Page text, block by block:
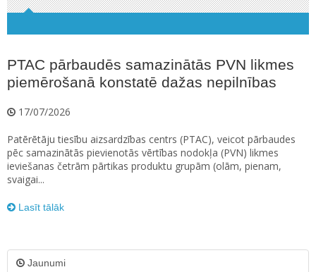
PTAC pārbaudēs samazinātās PVN likmes
piemērošanā konstatē dažas nepilnības
17/07/2026
Patērētāju tiesību aizsardzības centrs (PTAC), veicot pārbaudes
pēc samazinātās pievienotās vērtības nodokļa (PVN) likmes
ieviešanas četrām pārtikas produktu grupām (olām, pienam,
svaigai...
Lasīt tālāk
Jaunumi